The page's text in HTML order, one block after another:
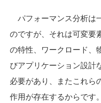
パフォーマンス分析は
のですが、それは可変要
の特性、ワークロード、
びアプリケーション設計
必要があり、またこれら
作用が存在するからです